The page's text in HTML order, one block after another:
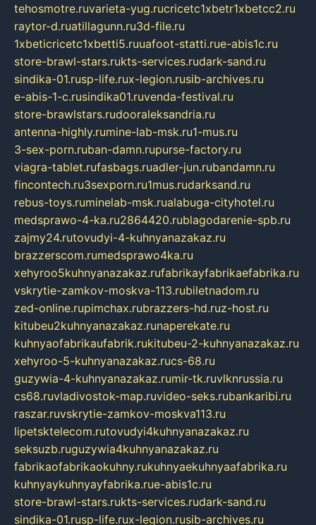
tehosmotre.ruvarieta-yug.rucricetc1xbetr1xbetcc2.ru
raytor-d.ruatillagunn.ru3d-file.ru
1xbeticricetc1xbetti5.ruuafoot-statti.rue-abis1c.ru
store-brawl-stars.rukts-services.rudark-sand.ru
sindika-01.rusp-life.rux-legion.rusib-archives.ru
e-abis-1-c.rusindika01.ruvenda-festival.ru
store-brawlstars.rudooraleksandria.ru
antenna-highly.rumine-lab-msk.ru1-mus.ru
3-sex-porn.ruban-damn.rupurse-factory.ru
viagra-tablet.rufasbags.ruadler-jun.rubandamn.ru
fincontech.ru3sexporn.ru1mus.rudarksand.ru
rebus-toys.ruminelab-msk.rualabuga-cityhotel.ru
medsprawo-4-ka.ru2864420.rublagodarenie-spb.ru
zajmy24.rutovudyi-4-kuhnyanazakaz.ru
brazzerscom.rumedsprawo4ka.ru
xehyroo5kuhnyanazakaz.rufabrikayfabrikaefabrika.ru
vskrytie-zamkov-moskva-113.rubiletnadom.ru
zed-online.rupimchax.rubrazzers-hd.ruz-host.ru
kitubeu2kuhnyanazakaz.runaperekate.ru
kuhnyaofabrikaufabrik.rukitubeu-2-kuhnyanazakaz.ru
xehyroo-5-kuhnyanazakaz.rucs-68.ru
guzywia-4-kuhnyanazakaz.rumir-tk.ruvlknrussia.ru
cs68.ruvladivostok-map.ruvideo-seks.rubankaribi.ru
raszar.ruvskrytie-zamkov-moskva113.ru
lipetsktelecom.rutovudyi4kuhnyanazakaz.ru
seksuzb.ruguzywia4kuhnyanazakaz.ru
fabrikaofabrikaokuhny.rukuhnyaekuhnyaafabrika.ru
kuhnyaykuhnyayfabrika.rue-abis1c.ru
store-brawl-stars.rukts-services.rudark-sand.ru
sindika-01.rusp-life.rux-legion.rusib-archives.ru